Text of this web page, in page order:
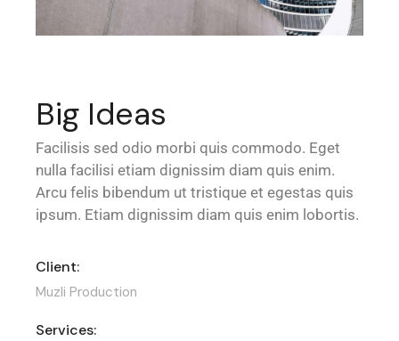
Big Ideas
Facilisis sed odio morbi quis commodo. Eget
nulla facilisi etiam dignissim diam quis enim.
Arcu felis bibendum ut tristique et egestas quis
ipsum. Etiam dignissim diam quis enim lobortis.
Client:
Muzli Production
Services: